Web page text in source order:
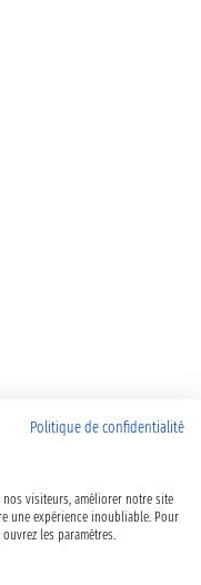
Politique de confidentialité
visiteurs, améliorer notre site
une expérience inoubliable. Pour
les paramètres.